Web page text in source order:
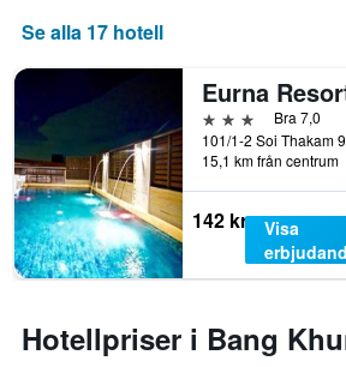
3
för
rum
ikväll.
X-
hotellkategorier
utifrån
antalet
stjärnor.
Diagrammet
har
1
Y-
som
visar
Se alla 17 hotell
Eurna
3 stjärnorBra 7,0
15,1 km från centrum
142 kr
Visa
Hotellpriser i Bang